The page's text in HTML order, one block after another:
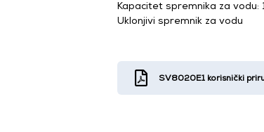
Kapacitet spremnika za vodu:
Uklonjivi spremnik za vodu
SV8020E1 korisnički